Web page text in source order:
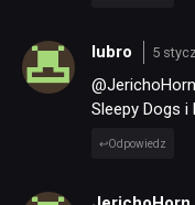
lubro 5
Sleepy Dogs i
Odpowiedz